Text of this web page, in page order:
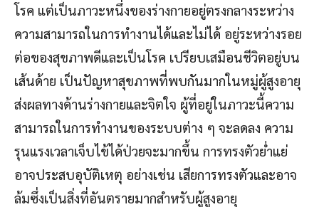
โรค แต่เป็นภาวะหนึ่งของร่างกายอยู่ตรงกลางระหว่าง
ความสามารถในการทำงานได้และไม่ได้ อยู่ระหว่างรอย
ต่อของสุขภาพดีและเป็นโรค เปรียบเสมือนชีวิตอยู่บน
เส้นด้าย เป็นปัญหาสุขภาพที่พบกันมากในหมู่ผู้สูงอายุ
ส่งผลทางด้านร่างกายและจิตใจ ผู้ที่อยู่ในภาวะนี้ความ
สามารถในการทำงานของระบบต่าง ๆ จะลดลง ความ
รุนแรงเวลาเจ็บไข้ได้ป่วยจะมากขึ้น การทรงตัวย่ำแย่
อาจประสบอุบัติเหตุ อย่างเช่น เสียการทรงตัวและอาจ
ล้มซึ่งเป็นสิ่งที่อันตรายมากสำหรับผู้สูงอายุ